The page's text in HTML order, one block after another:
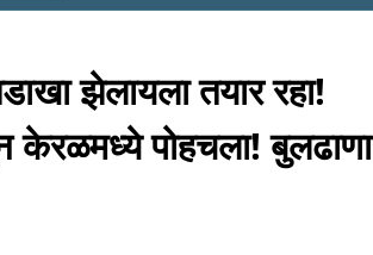
झेलायला तयार रहा!
केरळमध्ये पोहचला! बुलढाणा